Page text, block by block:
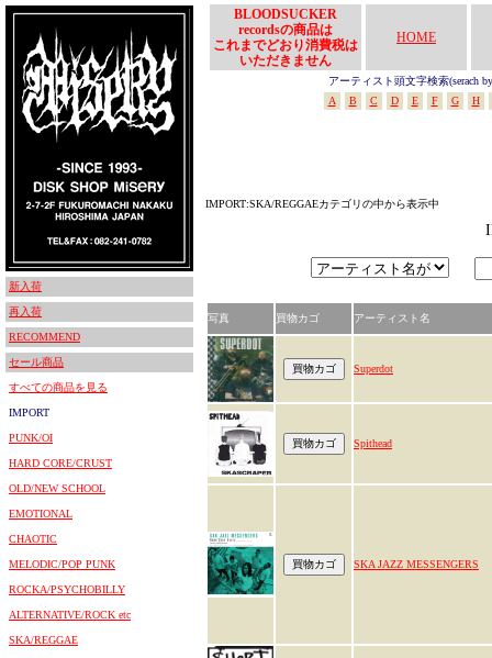
新入荷
再入荷
RECOMMEND
セール商品
すべての商品を見る
IMPORT
PUNK/OI
HARD CORE/CRUST
OLD/NEW SCHOOL
EMOTIONAL
CHAOTIC
MELODIC/POP PUNK
ROCKA/PSYCHOBILLY
ALTERNATIVE/ROCK etc
SKA/REGGAE
BLOODSUCKER
recordsの商品は
これまでどおり消費税は
いただきません
HOME
アーティスト頭文字検索(serach
A
B C D E F G H
IMPORT:SKA/REGGAEカテゴリの中から表示中
写真 買物カゴ アーティスト名
Superdot
Spithead
SKA JAZZ MESSENGERS